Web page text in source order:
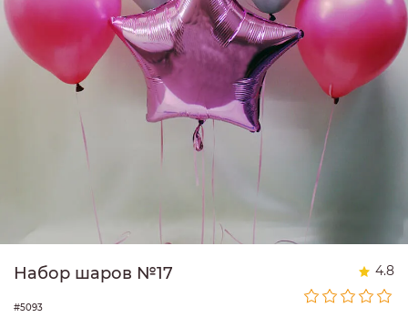
Набор шаров №17 4.8
#5093